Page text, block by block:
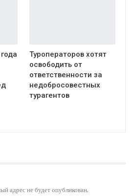
Туроператоров хотят
освободить от
ответственности за
недобросовестных
турагентов
адрес не будет опубликован.